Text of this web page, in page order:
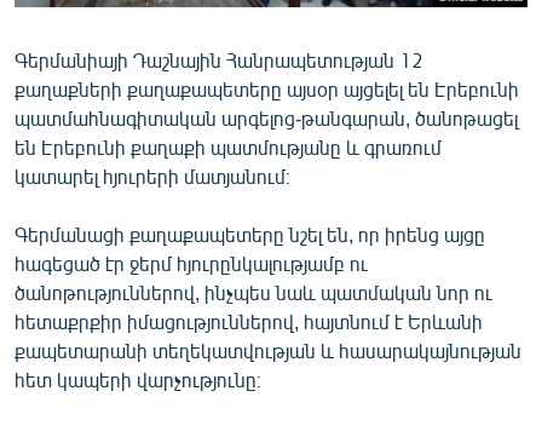
ԿՈՐՈՆԱՎԻՐՈՒՍ
ԱՐԽԻՎ
ՏԵՍԱՆՅՈՒԹԵՐ
ԲԱՆԱՎԵՃ
ՁԳՏԵԼՈՎ ԼԱՎԱԳՈՒՅՆԻՆ
ՓՈԴՔԱՍԹ
Հայերեն
English
Գերմանիայի Դաշնային Հանրապետության 12
քաղաքների քաղաքապետերը այսօր այցելել են Էրեբունի
պատմահնագիտական արգելոց-թանգարան, ծանոթացել
են Էրեբունի քաղաքի պատմությանը և գրառում
կատարել հյուրերի մատյանում։
Գերմանացի քաղաքապետերը նշել են, որ իրենց այցը
հագեցած էր ջերմ հյուրընկալությամբ ու
ծանոթություններով, ինչպես նաև պատմական նոր ու
հետաքրքիր իմացություններով, հայտնում է Երևանի
քապետարանի տեղեկատվության և հասարակայնության
հետ կապերի վարչությունը։